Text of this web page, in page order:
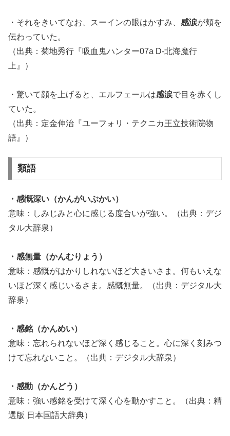
・それをきいてなお、スーインの眼はかすみ、 感涙が頬を
伝わっていた。
（出典：菊地秀行『吸血鬼ハンター07a D-北海魔行
上』）
・驚いて顔を上げると、エルフェールは感涙で目を赤くし
ていた。
（出典：定金伸治『ユーフォリ・テクニカ王立技術院物
語』）
類語
・感慨深い（かんがいぶかい）
意味：しみじみと心に感じる度合いが強い。（出典：デジ
タル大辞泉）
・感無量（かんむりょう）
意味：感慨がはかりしれないほど大きいさま。何もいえな
いほど深く感じいるさま。感慨無量。（出典：デジタル大
辞泉）
・感銘（かんめい）
意味：忘れられないほど深く感じること。心に深く刻みつ
けて忘れないこと。（出典：デジタル大辞泉）
・感動（かんどう）
意味：強い感銘を受けて深く心を動かすこと。（出典：精
選版 日本国語大辞典）